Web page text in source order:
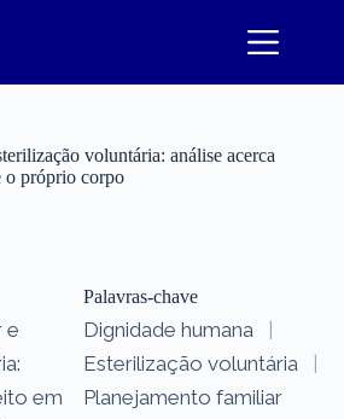
voluntária: análise acerca
o próprio corpo
e
em
Palavras-chave
Dignidade humana
|
Esterilização voluntária
|
Planejamento familiar